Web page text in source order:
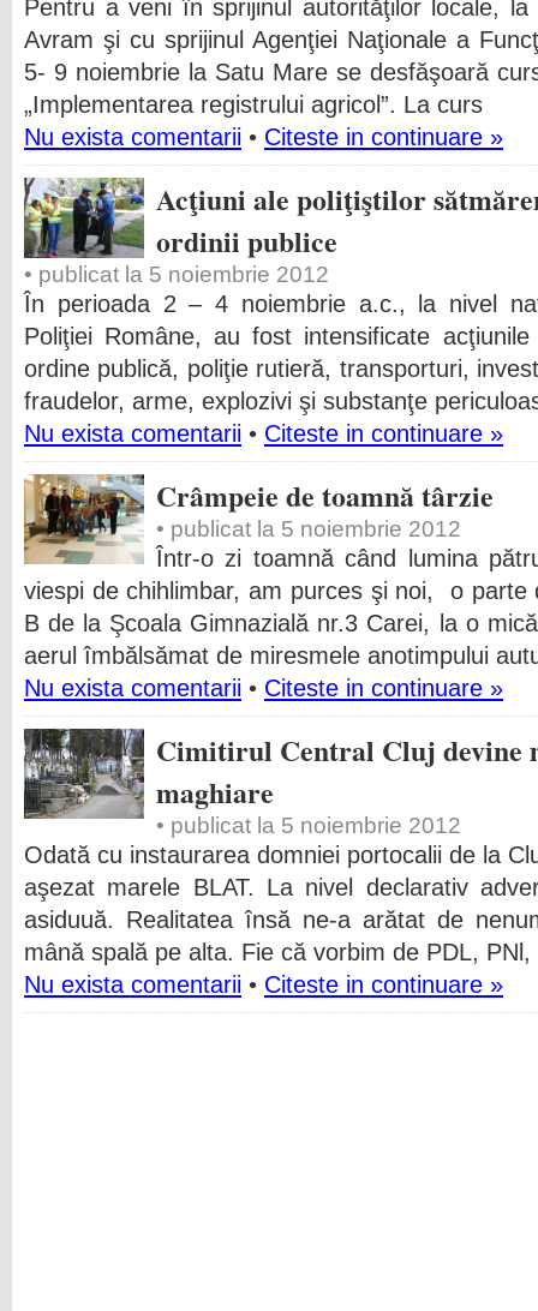
Pentru a veni în sprijinul autorităţilor locale, la
Avram şi cu sprijinul Agenţiei Naţionale a
5- 9 noiembrie la Satu Mare se desfăşoară
„Implementarea registrului agricol”. La curs
Nu exista comentarii • Citeste in continuare »
Acţiuni ale poliţiştilor
ordinii publice
• publicat la 5 noiembrie 2012
În perioada 2 – 4 noiembrie a.c., la nivel
Poliţiei Române, au fost intensificate
ordine publică, poliţie rutieră, transporturi,
fraudelor, arme, explozivi şi substanţe
Nu exista comentarii • Citeste in continuare »
Crâmpeie de toamnă târzie
• publicat la 5 noiembrie 2012
Într-o zi toamnă când lumina
viespi de chihlimbar, am purces şi noi, o parte
B de la Şcoala Gimnazială nr.3 Carei, la o
aerul îmbălsămat de miresmele anotimpului
Nu exista comentarii • Citeste in continuare »
Cimitirul Central Cluj devine
maghiare
• publicat la 5 noiembrie 2012
Odată cu instaurarea domniei portocalii de la
aşezat marele BLAT. La nivel declarativ
asiduuă. Realitatea însă ne-a arătat de
mână spală pe alta. Fie că vorbim de PDL,
Nu exista comentarii • Citeste in continuare »